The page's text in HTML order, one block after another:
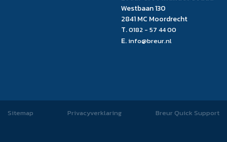
Westbaan 130
2841 MC Moordrecht
T.0182 - 57 44 00
E. info@breur.nl
Sitemap Privacyverklaring Breur Quick Support